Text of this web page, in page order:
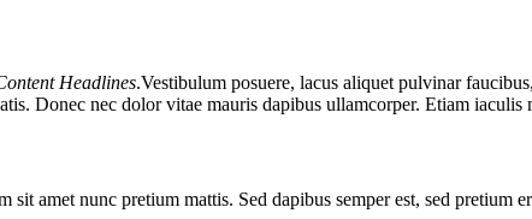
Headlines.Vestibulum posuere, lacus aliquet pulvinar
Donec nec dolor vitae mauris dapibus ullamcorper. Etiam iaculis
sit amet nunc pretium mattis. Sed dapibus semper est, sed